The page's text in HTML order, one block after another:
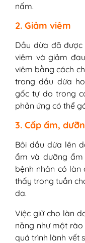
nấm.
2. Giảm viêm
Dầu dừa đã
viêm và giảm
viêm bằng cách
trong dầu dừa
gốc tự do trong
phản ứng có thể
3. Cấp ẩm,
Bôi dầu dừa lên
ẩm và dưỡng ẩm
bệnh nhân có làn
thấy trong tuần
da.
Việc giữ cho làn
năng như một rào
quá trình lành vết